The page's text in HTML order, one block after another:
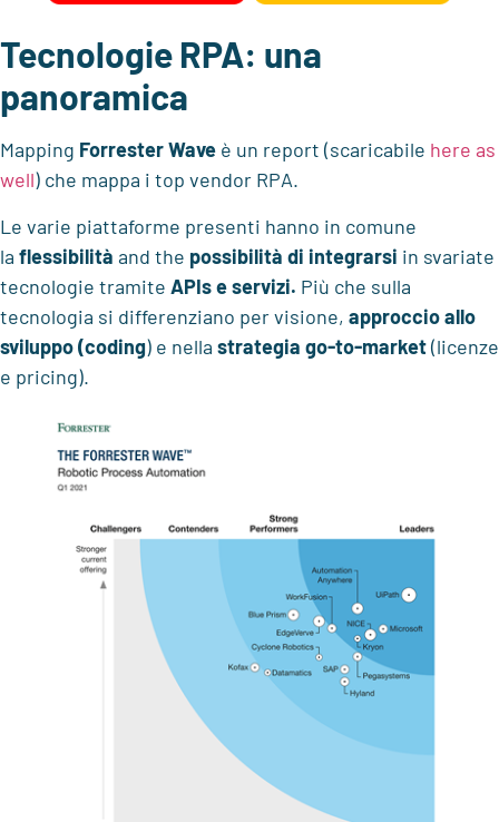
Tecnologie RPA: una
panoramica
Mapping Forrester Wave è un report (scaricabile here as
well) che mappa i top vendor RPA.
Le varie piattaforme presenti hanno in comune
la flessibilità and the possibilità di integrarsi in svariate
tecnologie tramite APIs e servizi. Più che sulla
tecnologia si differenziano per visione, approccio allo
sviluppo (coding) e nella strategia go-to-market(licenze
e pricing).